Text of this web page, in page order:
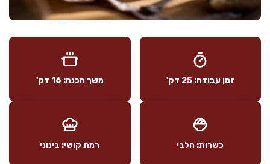
זמן עבודה: 25 דק' משך הכנה: 16 דק'
כשרות: חלבי רמת קושי: בינוני